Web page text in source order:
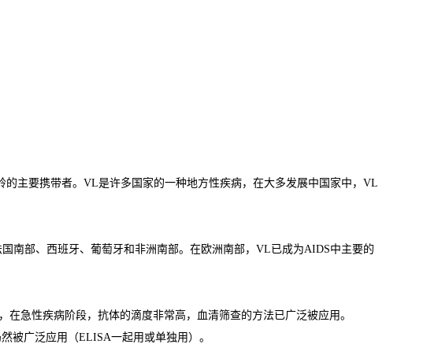
主要携带者。VL是许多国家的一种地方性疾病，在大多发展中国家中，VL
南部、西班牙、葡萄牙和非洲南部。在欧洲南部，VL已成为AIDS中主要的
急性疾病阶段，抗体的滴度非常高，血清筛查的方法已广泛被应用。
被广泛应用（ELISA一起用或单独用）。